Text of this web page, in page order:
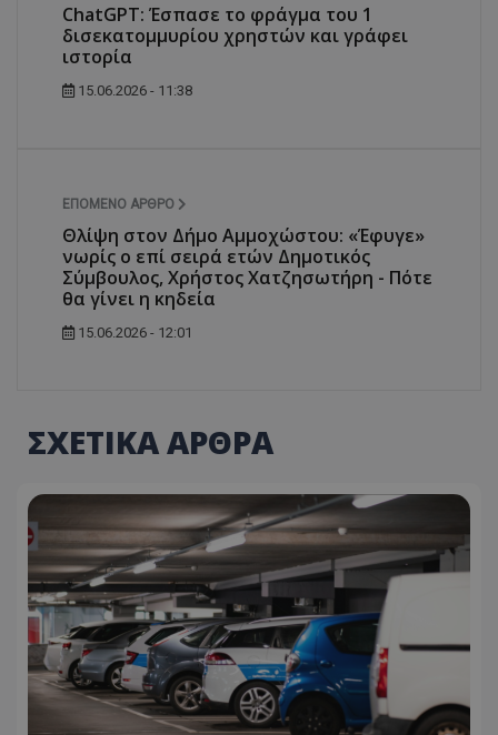
ChatGPT: Έσπασε το φράγμα του 1
δισεκατομμυρίου χρηστών και γράφει
ιστορία
15.06.2026 - 11:38
ΕΠΌΜΕΝΟ ΆΡΘΡΟ
Θλίψη στον Δήμο Αμμοχώστου: «Έφυγε»
νωρίς ο επί σειρά ετών Δημοτικός
Σύμβουλος, Χρήστος Χατζησωτήρη - Πότε
θα γίνει η κηδεία
15.06.2026 - 12:01
ΣΧΕΤΙΚΑ ΑΡΘΡΑ